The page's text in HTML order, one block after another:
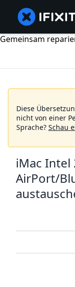
Gemeinsam
Diese
nicht von einer
Sprache? Schau
iMac Intel
AirPort/